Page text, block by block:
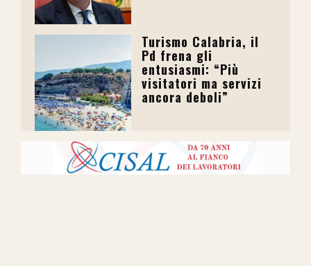
Turismo Calabria, il
Pd frena gli
entusiasmi: “Più
visitatori ma servizi
ancora deboli”